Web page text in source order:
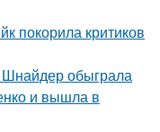
покорила критиков
Шнайдер обыграла
и вышла в